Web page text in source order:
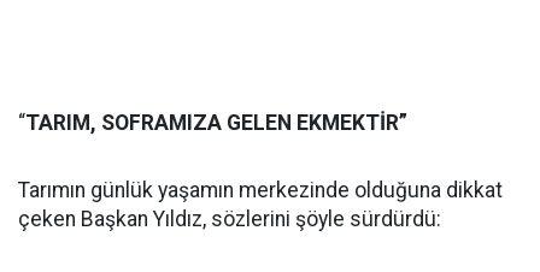
“TARIM, SOFRAMIZA GELEN EKMEKTİR”
Tarımın günlük yaşamın merkezinde olduğuna dikkat
çeken Başkan Yıldız, sözlerini şöyle sürdürdü: